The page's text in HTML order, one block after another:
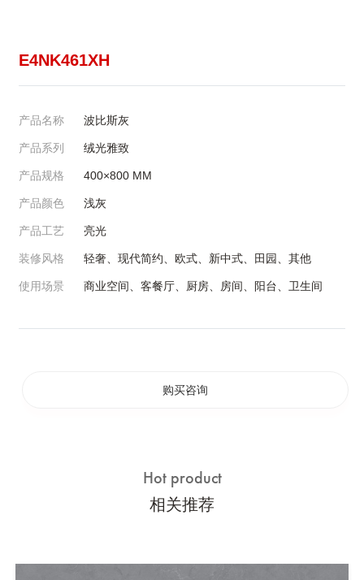
E4NK461XH
产品名称 波比斯灰
产品系列 绒光雅致
产品规格 400×800 MM
产品颜色 浅灰
产品工艺 亮光
装修风格 轻奢、现代简约、欧式、新中式、田园、其他
使用场景 商业空间、客餐厅、厨房、房间、阳台、卫生间
购买咨询
Hot product
相关推荐